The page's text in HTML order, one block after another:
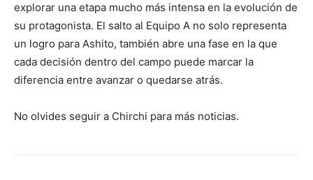
explorar una etapa mucho más intensa en la evolución de
su protagonista. El salto al Equipo A no solo representa
un logro para Ashito, también abre una fase en la que
cada decisión dentro del campo puede marcar la
diferencia entre avanzar o quedarse atrás.
No olvides seguir a Chirchi para más noticias.